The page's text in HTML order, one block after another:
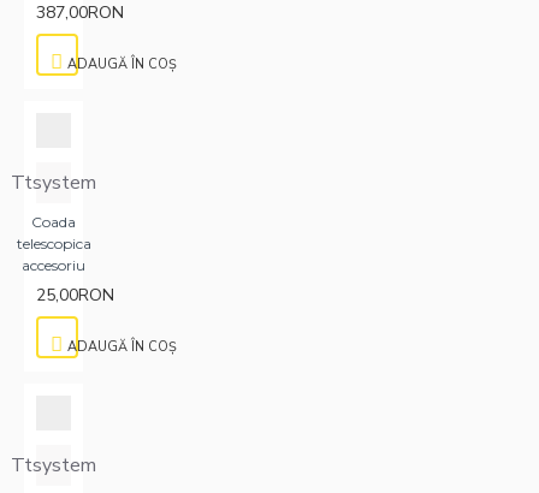
387,00RON
ADAUGĂ ÎN COŞ
Ttsystem
Coada
telescopica
accesoriu
25,00RON
ADAUGĂ ÎN COŞ
Ttsystem